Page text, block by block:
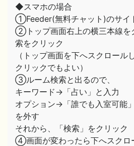
◆スマホの場合
①Feeder(無料チャット)のサイ
②トップ画面右上の横三本線を
索をクリック
（トップ画面を下へスクロール
クリックでもよい）
③ルーム検索と出るので、
キーワード→「占い」と入力
オプション→「誰でも入室可能
を外す
それから、「検索」をクリック
④画面が変わったら下へスクロ